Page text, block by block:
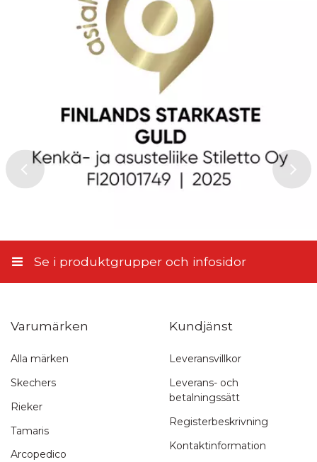
Snabb leverans
1-3 arbetsdagar
Se i produktgrupper och infosidor
Varumärken
Alla märken
Skechers
Rieker
Tamaris
Arcopedico
Kundjänst
Leveransvillkor
Leverans- och
betalningssätt
Registerbeskrivning
Kontaktinformation